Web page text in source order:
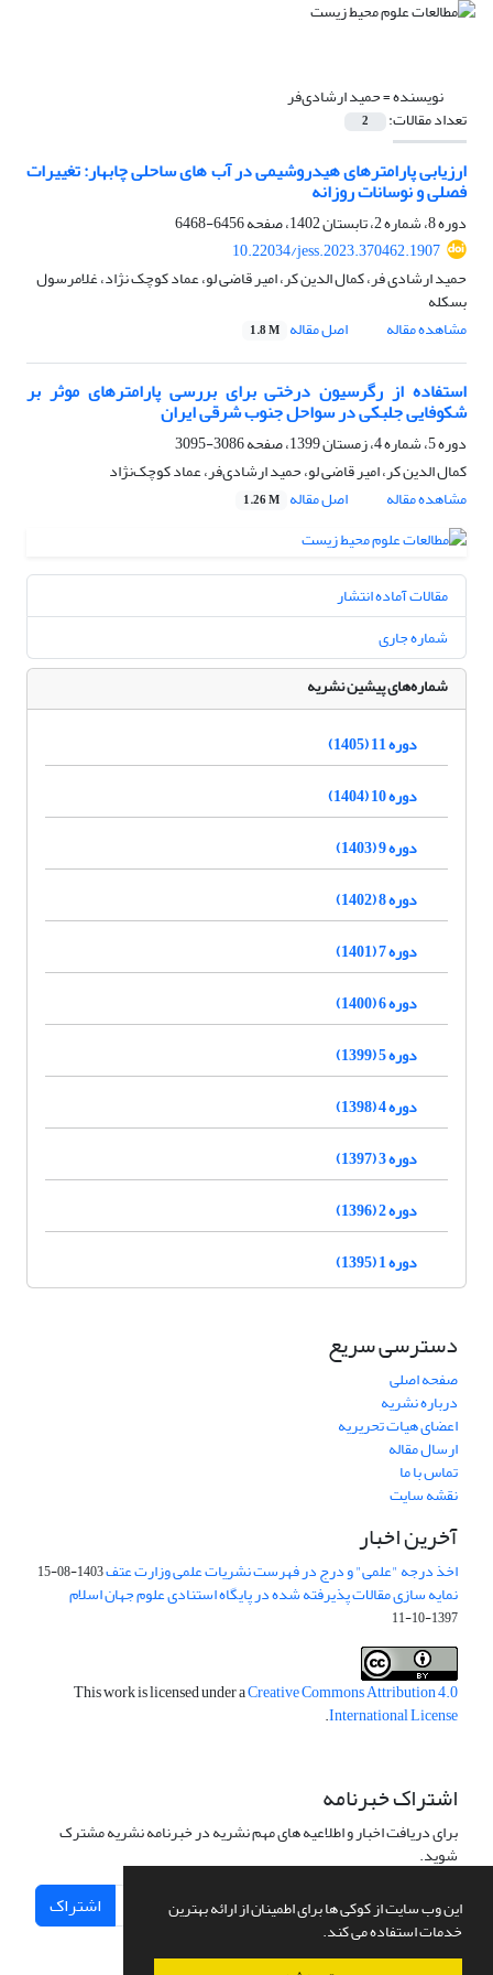
این وب سایت از کوکی ها برای اطمینان از ارائه بهترین
خدمات استفاده می کند.
نویسنده =حمید ارشادی‌فر
تعداد مقالات: 2
ارزیابی پارامترهای هیدروشیمی در آب های ساحلی چابهار: تغییرات
فصلی و نوسانات روزانه
دوره 8، شماره 2، تابستان 1402، صفحه
6456-6468
10.22034/jess.2023.370462.1907
حمید ارشادی فر، کمال الدین کر، امیر قاضی لو، عماد کوچک نژاد، غلامرسول
بسکله
مشاهده مقاله
اصل مقاله 1.8 M
استفاده از رگرسیون درختی برای بررسی پارامترهای موثر بر
شکوفایی جلبکی در سواحل جنوب شرقی ایران
دوره 5، شماره 4، زمستان 1399، صفحه
3086-3095
کمال الدین کر، امیر قاضی لو، حمید ارشادی‌فر، عماد کوچک‌نژاد
مشاهده مقاله
اصل مقاله 1.26 M
مقالات آماده انتشار
شماره جاری
شماره‌های پیشین نشریه
دوره 11 (1405)
دوره 10 (1404)
دوره 9 (1403)
دوره 8 (1402)
دوره 7 (1401)
دوره 6 (1400)
دوره 5 (1399)
دوره 4 (1398)
دوره 3 (1397)
دوره 2 (1396)
دوره 1 (1395)
دسترسی سریع
صفحه اصلی
درباره نشریه
اعضای هیات تحریریه
ارسال مقاله
تماس با ما
نقشه سایت
آخرین اخبار
اخذ درجه "علمی" و درج در فهرست نشریات علمی وزارت عتف1403-08-15
نمایه سازی مقالات پذیرفته شده در پایگاه استنادی علوم جهان اسلام
1397-10-11
This work is licensed under aCreative Commons Attribution 4.0
International License
.
اشتراک خبرنامه
برای دریافت اخبار و اطلاعیه های مهم نشریه در خبرنامه نشریه مشترک
شوید.
اشتراک